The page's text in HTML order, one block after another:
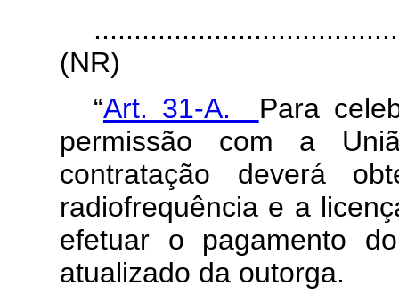
(NR)
“Art. 31-A. Para
permissão com a
contratação deverá
radiofrequência e a
efetuar o pagamento
atualizado da outorga.